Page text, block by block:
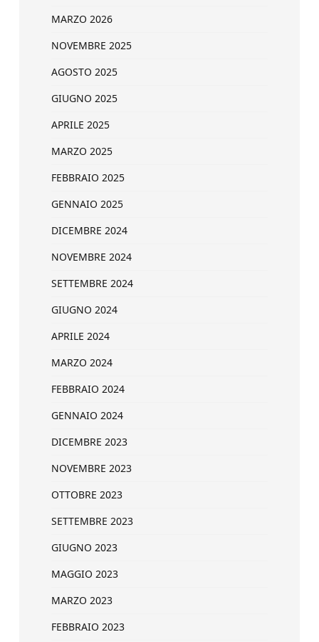
MARZO 2026
NOVEMBRE 2025
AGOSTO 2025
GIUGNO 2025
APRILE 2025
MARZO 2025
FEBBRAIO 2025
GENNAIO 2025
DICEMBRE 2024
NOVEMBRE 2024
SETTEMBRE 2024
GIUGNO 2024
APRILE 2024
MARZO 2024
FEBBRAIO 2024
GENNAIO 2024
DICEMBRE 2023
NOVEMBRE 2023
OTTOBRE 2023
SETTEMBRE 2023
GIUGNO 2023
MAGGIO 2023
MARZO 2023
FEBBRAIO 2023